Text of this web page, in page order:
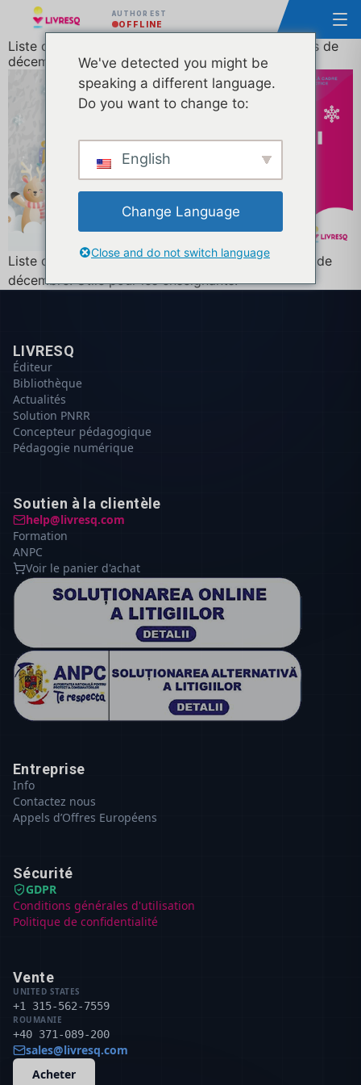
AUTHOR EST
OFFLINE
Liste des leçons interactives gratuites pour le mois de
décembre
Liste de leçons interactives gratuites pour le mois de
décembre. Utile pour les enseignants.
LIVRESQ
Éditeur
Bibliothèque
Actualités
Solution PNRR
Concepteur pédagogique
Pédagogie numérique
Soutien à la clientèle
help@livresq.com
Formation
ANPC
Voir le panier d'achat
Entreprise
Info
Contactez nous
Appels d’Offres Européens
Sécurité
GDPR
Conditions générales d'utilisation
Politique de confidentialité
Vente
UNITED STATES
+1 315-562-7559
ROUMANIE
+40 371-089-200
sales@livresq.com
Acheter
We've detected you might be
speaking a different language.
Do you want to change to:
English
Change Language
Close and do not switch language